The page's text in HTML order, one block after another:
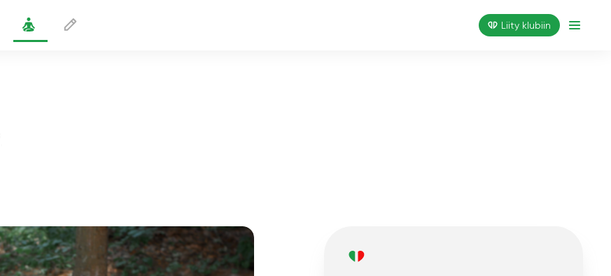
Liity klubiin